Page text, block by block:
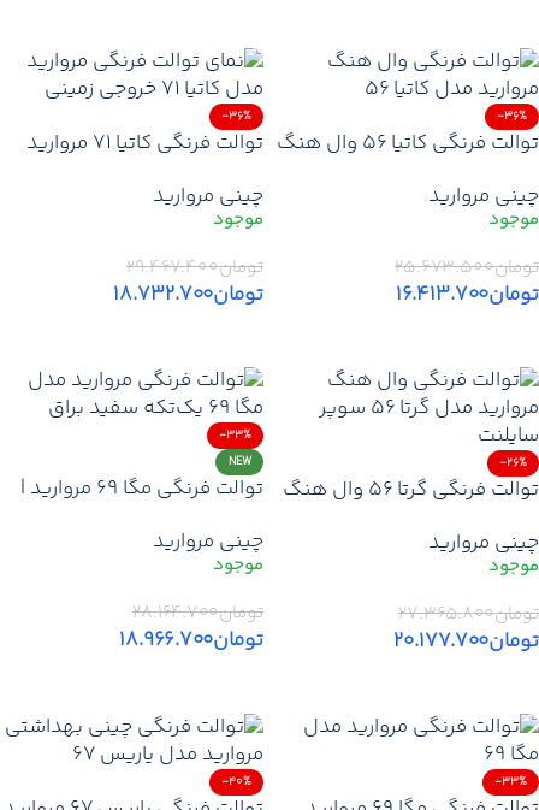
-36%
توالت فرنگی کاتیا ۵۶ وال هنگ
مروارید با گارانتی + تخفیف +
ارسال
چینی مروارید
تومان۲۵.۶۷۳.۵۰۰
تومان۱۶.۴۱۳.۷۰۰
-36%
توالت فرنگی کاتیا 71 مروارید
تخفیف + ارسال
چینی مروارید
تومان۲۹.۴۶۷.۴۰۰
تومان۱۸.۷۳۲.۷۰۰
-26%
توالت فرنگی گرتا ۵۶ وال هنگ
سوپر سایلنت مروارید + گارانتی
+ ارسال
چینی مروارید
تومان۲۷.۳۶۵.۸۰۰
تومان۲۰.۱۷۷.۷۰۰
-33%
NEW
توالت فرنگی مگا ۶۹ مروارید |
یک‌تکه مروارید با گارانتی +
تخفیف + ارسال
چینی مروارید
تومان۲۸.۱۶۴.۷۰۰
تومان۱۸.۹۶۶.۷۰۰
-33%
-40%